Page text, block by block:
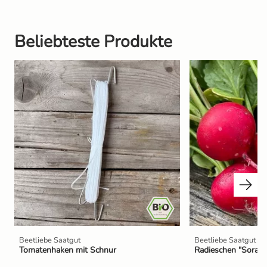
Beliebteste Produkte
Beetliebe Saatgut
Tomatenhaken mit Schnur
Beetliebe Saatgut
Radieschen "Sora"